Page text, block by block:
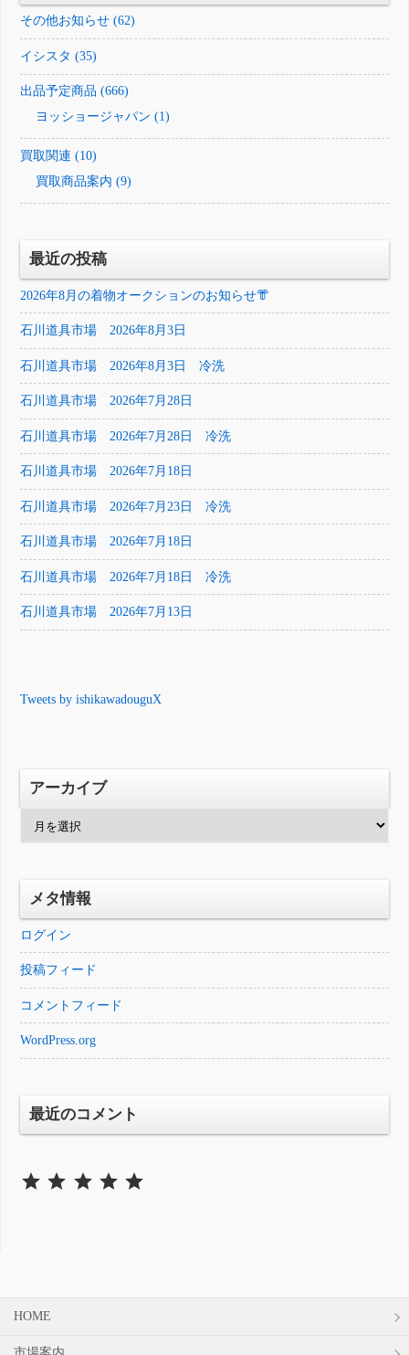
その他お知らせ (62)
イシスタ (35)
出品予定商品 (666)
ヨッショージャパン (1)
買取関連 (10)
買取商品案内 (9)
最近の投稿
2026年8月の着物オークションのお知らせ👘
石川道具市場 2026年8月3日
石川道具市場 2026年8月3日 冷洗
石川道具市場 2026年7月28日
石川道具市場 2026年7月28日 冷洗
石川道具市場 2026年7月18日
石川道具市場 2026年7月23日 冷洗
石川道具市場 2026年7月18日
石川道具市場 2026年7月18日 冷洗
石川道具市場 2026年7月13日
Tweets by ishikawadouguX
アーカイブ
イ
ブメタ情報
ログイン
投稿フィード
コメントフィード
WordPress.org
最近のコメント
HOME